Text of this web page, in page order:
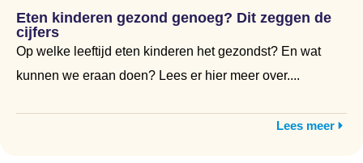
Eten kinderen gezond genoeg? Dit zeggen de
cijfers
Op welke leeftijd eten kinderen het gezondst? En wat
kunnen we eraan doen? Lees er hier meer over....
Lees meer